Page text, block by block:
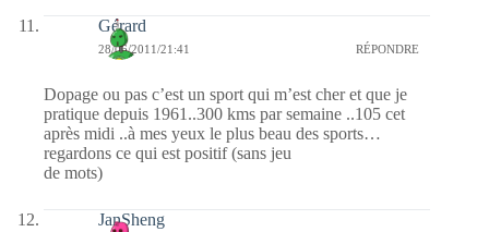
Gérard
28/06/2011/21:41 RÉPONDRE
Dopage ou pas c’est un sport qui m’est cher et que je
pratique depuis 1961..300 kms par semaine ..105 cet
après midi ..à mes yeux le plus beau des sports…
regardons ce qui est positif (sans jeu
de mots)
JanSheng